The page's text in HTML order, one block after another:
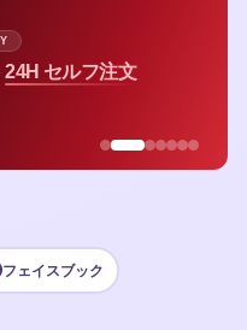
フェイスブック